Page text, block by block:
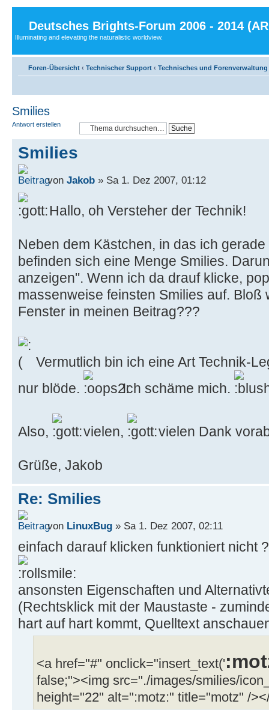
Deutsches Brights-Forum 2006 - 2014
Illuminating and elevating the naturalistic worldview.
Foren-Übersicht ‹ Technischer Support ‹ Technisches und Forenverwaltung
Smilies
Antwort erstellen
Smilies
von Jakob » Sa 1. Dez 2007, 01:12
Hallo, oh Versteher der Technik!
Neben dem Kästchen, in das ich
befinden sich eine Menge Smilies.
anzeigen". Wenn ich da drauf klicke,
massenweise feinsten Smilies auf.
Fenster in meinen Beitrag???
Vermutlich bin ich eine Art Technik-
nur blöde.
Ich schäme mich.
Also, vielen, vielen Dank
Grüße, Jakob
Re: Smilies
von LinuxBug » Sa 1. Dez 2007, 02:11
einfach darauf klicken funktioniert nicht
ansonsten Eigenschaften und
(Rechtsklick mit der Maustaste -
hart auf hart kommt, Quelltext
<a href="#" onclick="insert_text('
false;"><img src="./images/smilies/
height="22" alt=":motz:" title="motz" /